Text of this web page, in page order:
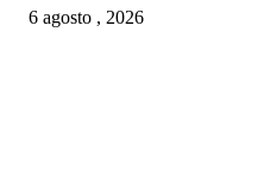
6 agosto , 2026